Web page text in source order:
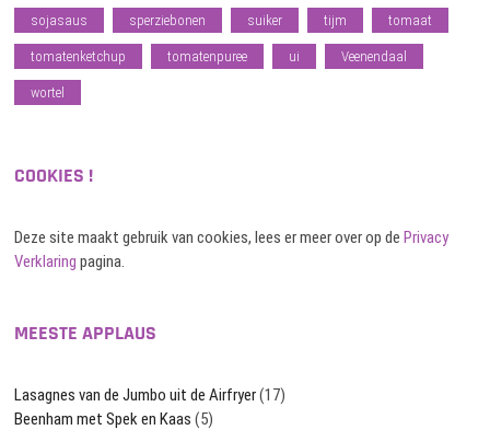
sojasaus sperziebonen suiker tijm tomaat
tomatenketchup tomatenpuree ui Veenendaal
wortel
COOKIES !
Deze site maakt gebruik van cookies, lees er meer over op dePrivacy
Verklaring pagina.
MEESTE APPLAUS
Lasagnes van de Jumbo uit de Airfryer(17)
Beenham met Spek en Kaas (5)